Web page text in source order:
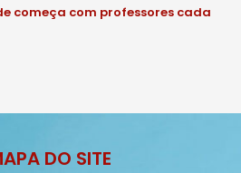
começa com professores cada
DO SITE